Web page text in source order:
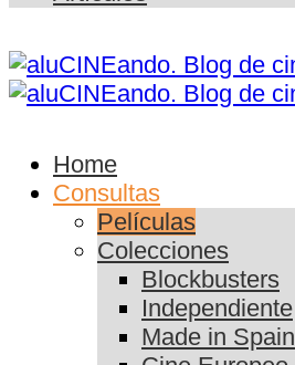
Home
Consultas
Películas
Colecciones
Blockbusters
Independiente
Made in Spain